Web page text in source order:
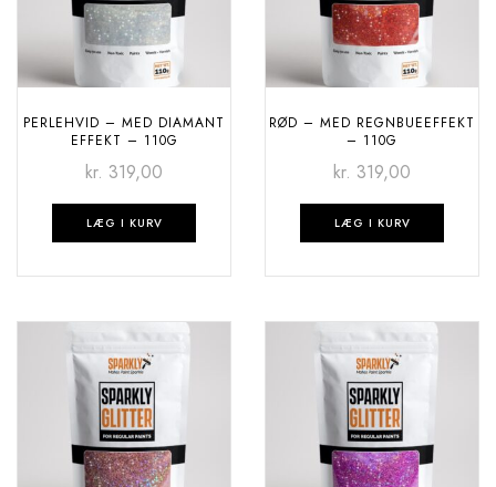
PERLEHVID – MED DIAMANT
EFFEKT – 110G
kr. 319,00
LÆG I KURV
RØD – MED REGNBUEEFFEKT
– 110G
kr. 319,00
LÆG I KURV